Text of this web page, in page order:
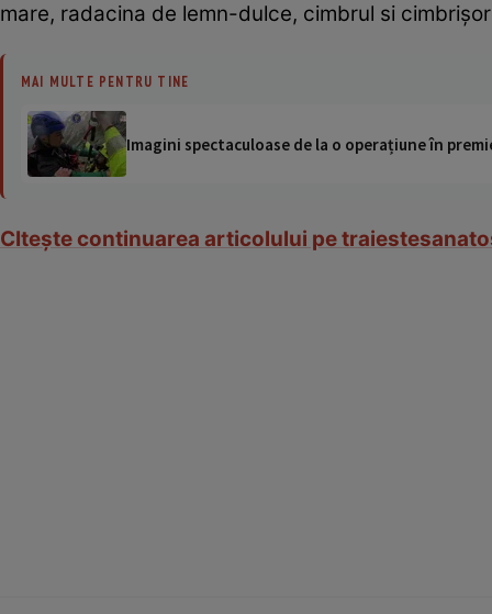
mare, radacina de lemn-dulce, cimbrul si
MAI MULTE PENTRU TINE
Imagini spectaculoase de la o operațiune în
CIteşte continuarea articolului pe